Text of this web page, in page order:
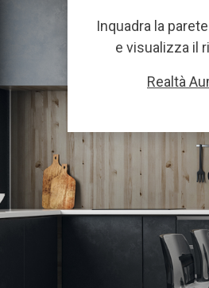
Inquadra la
e visualizza il
Realtà